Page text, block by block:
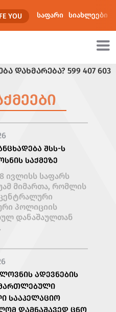
YOU საფარი სიახლეები
ᲓᲐᲮᲛᲐᲠᲔᲑᲐ? 599 407 603
ᲨᲡᲡ-Ს
ᲡᲐᲥᲛᲔᲖᲔ
ივლისს საფარს
მიმართა, რომლის
პოლიციის
დანაშაულთან
ᲐᲓᲔᲕᲜᲔᲑᲘᲡ
ᲡᲐᲐᲞᲔᲚᲐᲪᲘᲝ
ᲓᲐᲛᲜᲐᲨᲐᲕᲔᲓ ᲪᲜᲝ